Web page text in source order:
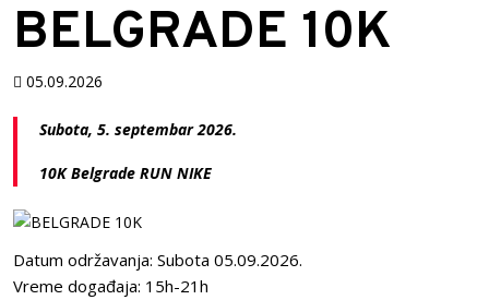
BELGRADE 10K
05.09.2026
Subota, 5. septembar 2026.
10K Belgrade RUN NIKE
Datum održavanja: Subota 05.09.2026.
Vreme događaja: 15h-21h